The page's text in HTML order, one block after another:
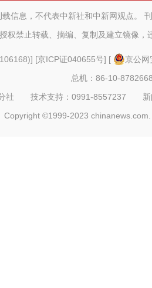
载信息，不代表中新社和中新网观点。
权禁止转载、摘编、复制及建立镜像，
] [京ICP证040655号] [
京公
总机：86-10-
分社 技术支持：0991-8557237
Copyright ©1999-2023